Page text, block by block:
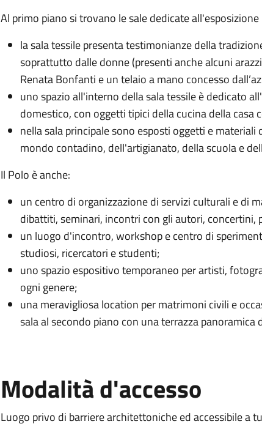
Al primo piano si trovano le sale dedicate
la sala tessile presenta testimonianze della
soprattutto dalle donne (presenti anche alcuni
Renata Bonfanti e un telaio a mano concesso
uno spazio all'interno della sala tessile è dedicato
domestico, con oggetti tipici della cucina della casa
nella sala principale sono esposti oggetti e materiali
mondo contadino, dell'artigianato, della scuola e
Il Polo è anche:
un centro di organizzazione di servizi culturali e di
dibattiti, seminari, incontri con gli autori, concertini,
un luogo d'incontro, workshop e centro di
studiosi, ricercatori e studenti;
uno spazio espositivo temporaneo per artisti,
ogni genere;
una meravigliosa location per matrimoni civili e
sala al secondo piano con una terrazza panoramica
Modalità d'accesso
Luogo privo di barriere architettoniche ed accessibile a